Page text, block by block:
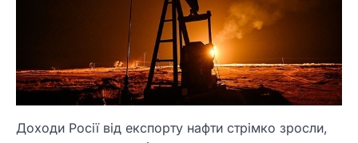
Доходи Росії від експорту нафти стрімко зросли,